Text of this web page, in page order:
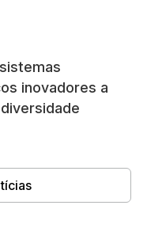
inovadores a